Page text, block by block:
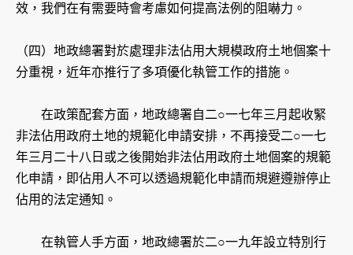
效，我們在有需要時會考慮如何提高法例的阻嚇力。
（四）地政總署對於處理非法佔用大規模政府土地個案十
分重視，近年亦推行了多項優化執管工作的措施。
在政策配套方面，地政總署自二○一七年三月起收緊
非法佔用政府土地的規範化申請安排，不再接受二○一七
年三月二十八日或之後開始非法佔用政府土地個案的規範
化申請，即佔用人不可以透過規範化申請而規避遵辦停止
佔用的法定通知。
在執管人手方面，地政總署於二○一九年設立特別行